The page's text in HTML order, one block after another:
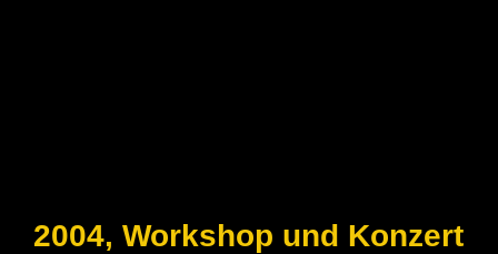
2004, Workshop und Konzert